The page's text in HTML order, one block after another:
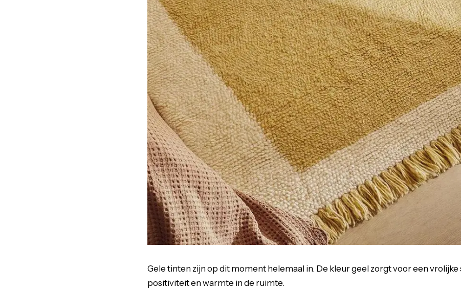
Gele tinten zijn op dit moment helemaal in. De kleur geel zorgt voor een
positiviteit en warmte in de ruimte.